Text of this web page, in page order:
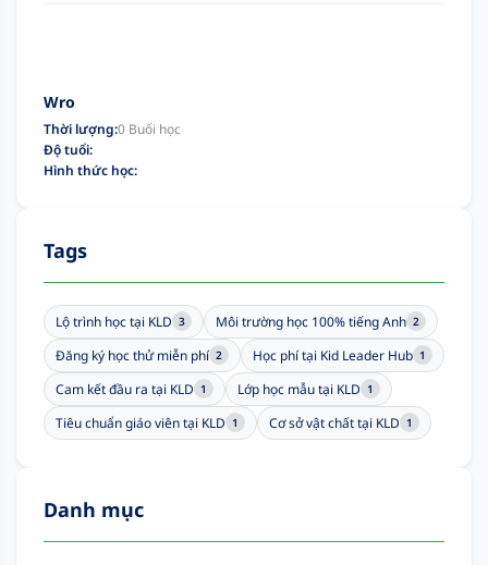
Wro
Thời lượng:0 Buổi học
Độ tuổi:
Hình thức học:
Tags
Lộ trình học tại KLD 3 Môi trường học 100% tiếng Anh 2
Đăng ký học thử miễn phí 2 Học phí tại Kid Leader Hub 1
Cam kết đầu ra tại KLD 1 Lớp học mẫu tại KLD 1
Tiêu chuẩn giáo viên tại KLD 1 Cơ sở vật chất tại KLD 1
Danh mục